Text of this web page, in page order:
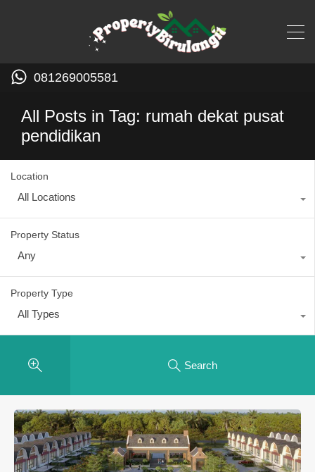
081269005581
All Posts in Tag: rumah dekat pusat
pendidikan
Location
All Locations
Property Status
Any
Property Type
All Types
Search